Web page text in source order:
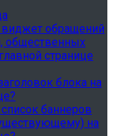
виджет обращений
общественных
странице
блока на
баннеров
на